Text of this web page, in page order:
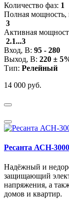
Количество фаз: 1
Полная
3
Активная
2.1...3
Вход, В: 95 - 280
Выход, В: 220 ±
Тип: Релейный
14 000 руб.
Ресанта АСН-
Надёжный и
защищающий
напряжения, а
домов и квартир.